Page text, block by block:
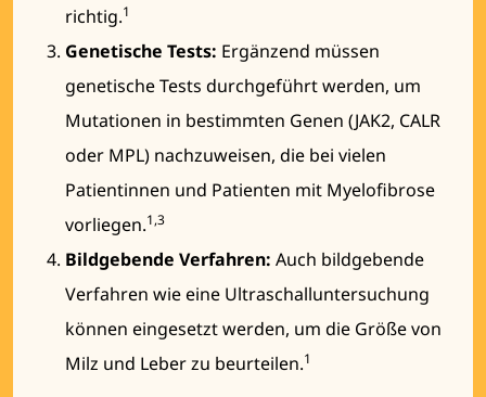
richtig.1
Genetische Tests: Ergänzend müssen
genetische Tests durchgeführt werden, um
Mutationen in bestimmten Genen (JAK2, CALR
oder MPL) nachzuweisen, die bei vielen
Patientinnen und Patienten mit Myelofibrose
vorliegen.1,3
Bildgebende Verfahren: Auch bildgebende
Verfahren wie eine Ultraschalluntersuchung
können eingesetzt werden, um die Größe von
Milz und Leber zu beurteilen.1